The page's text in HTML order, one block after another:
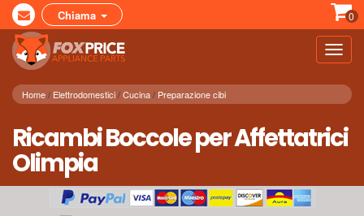
Chiama 0
Home Elettrodomestici Cucina Preparazione cibi
Ricambi Boccole per Affettatrici
Olimpia